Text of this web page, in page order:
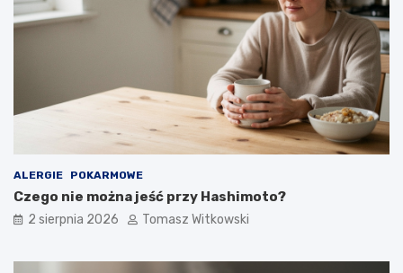
ALERGIE POKARMOWE
Czego nie można jeść przy Hashimoto?
2 sierpnia 2026 Tomasz Witkowski